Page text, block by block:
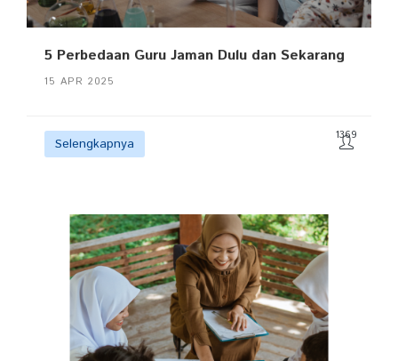
5 Perbedaan Guru Jaman Dulu dan Sekarang
15 APR 2025
Selengkapnya 1369